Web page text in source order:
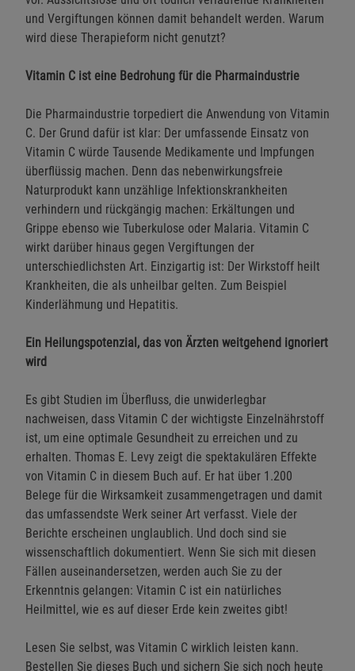
und Vergiftungen können damit behandelt werden. Warum
wird diese Therapieform nicht genutzt?
Vitamin C ist eine Bedrohung für die Pharmaindustrie
Die Pharmaindustrie torpediert die Anwendung von Vitamin
C. Der Grund dafür ist klar: Der umfassende Einsatz von
Vitamin C würde Tausende Medikamente und Impfungen
überflüssig machen. Denn das nebenwirkungsfreie
Naturprodukt kann unzählige Infektionskrankheiten
verhindern und rückgängig machen: Erkältungen und
Grippe ebenso wie Tuberkulose oder Malaria. Vitamin C
wirkt darüber hinaus gegen Vergiftungen der
unterschiedlichsten Art. Einzigartig ist: Der Wirkstoff heilt
Krankheiten, die als unheilbar gelten. Zum Beispiel
Kinderlähmung und Hepatitis.
Ein Heilungspotenzial, das von Ärzten weitgehend ignoriert
wird
Es gibt Studien im Überfluss, die unwiderlegbar
nachweisen, dass Vitamin C der wichtigste Einzelnährstoff
ist, um eine optimale Gesundheit zu erreichen und zu
erhalten. Thomas E. Levy zeigt die spektakulären Effekte
von Vitamin C in diesem Buch auf. Er hat über 1.200
Belege für die Wirksamkeit zusammengetragen und damit
das umfassendste Werk seiner Art verfasst. Viele der
Berichte erscheinen unglaublich. Und doch sind sie
wissenschaftlich dokumentiert. Wenn Sie sich mit diesen
Fällen auseinandersetzen, werden auch Sie zu der
Erkenntnis gelangen: Vitamin C ist ein natürliches
Heilmittel, wie es auf dieser Erde kein zweites gibt!
Lesen Sie selbst, was Vitamin C wirklich leisten kann.
Bestellen Sie dieses Buch und sichern Sie sich noch heute